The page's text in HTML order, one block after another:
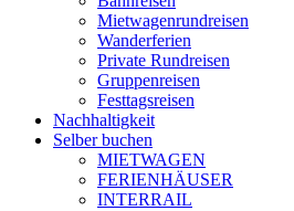
Mietwagenrundreisen
Wanderferien
Private Rundreisen
Gruppenreisen
Festtagsreisen
Nachhaltigkeit
Selber buchen
MIETWAGEN
FERIENHÄUSER
INTERRAIL